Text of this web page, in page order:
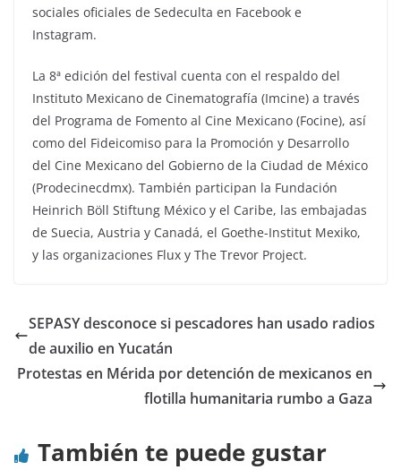
sociales oficiales de Sedeculta en Facebook e
Instagram.
La 8ª edición del festival cuenta con el respaldo del
Instituto Mexicano de Cinematografía (Imcine) a través
del Programa de Fomento al Cine Mexicano (Focine), así
como del Fideicomiso para la Promoción y Desarrollo
del Cine Mexicano del Gobierno de la Ciudad de México
(Prodecinecdmx). También participan la Fundación
Heinrich Böll Stiftung México y el Caribe, las embajadas
de Suecia, Austria y Canadá, el Goethe-Institut Mexiko,
y las organizaciones Flux y The Trevor Project.
SEPASY desconoce si pescadores han usado radios
de auxilio en Yucatán
Protestas en Mérida por detención de mexicanos en
flotilla humanitaria rumbo a Gaza
También te puede gustar